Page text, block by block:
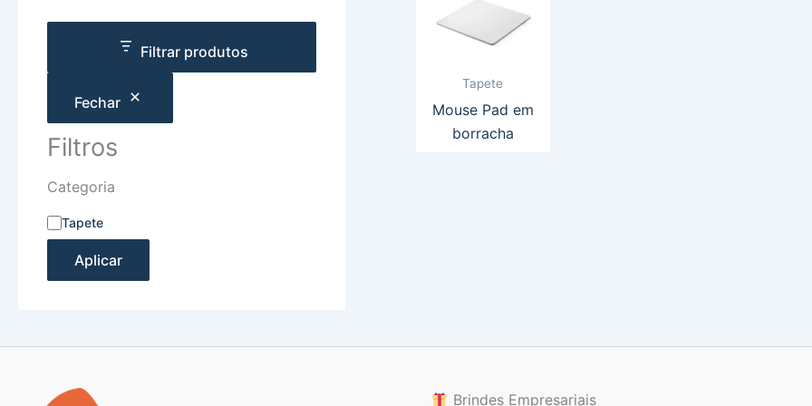
Filtrar produtos
Fechar
Filtros
Categoria
Tapete
Aplicar
Tapete
Mouse Pad em
borracha
Brindes Empresariais